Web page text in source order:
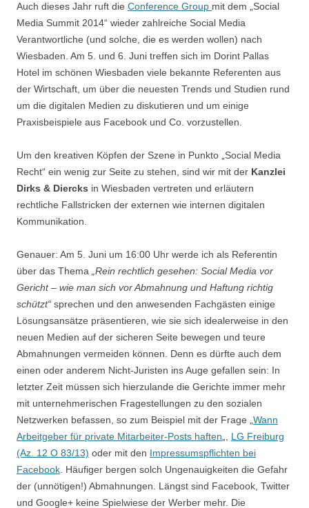
Auch dieses Jahr ruft die Conference Group mit dem „Social
Media Summit 2014“ wieder zahlreiche Social Media
Verantwortliche (und solche, die es werden wollen) nach
Wiesbaden. Am 5. und 6. Juni treffen sich im Dorint Pallas
Hotel im schönen Wiesbaden viele bekannte Referenten aus
der Wirtschaft, um über die neuesten Trends und Studien rund
um die digitalen Medien zu diskutieren und um einige
Praxisbeispiele aus Facebook und Co. vorzustellen.
Um den kreativen Köpfen der Szene in Punkto „Social Media
Recht“ ein wenig zur Seite zu stehen, sind wir mit der Kanzlei
Dirks & Diercks in Wiesbaden vertreten und erläutern
rechtliche Fallstricken der externen wie internen digitalen
Kommunikation.
Genauer: Am 5. Juni um 16:00 Uhr werde ich als Referentin
über das Thema
„Rein rechtlich gesehen: Social Media vor
Gericht – wie man sich vor Abmahnung und Haftung richtig
schützt“ sprechen und den anwesenden Fachgästen einige
Lösungsansätze präsentieren, wie sie sich idealerweise in den
neuen Medien auf der sicheren Seite bewegen und teure
Abmahnungen vermeiden können. Denn es dürfte auch dem
einen oder anderem Nicht-Juristen ins Auge gefallen sein: In
letzter Zeit müssen sich hierzulande die Gerichte immer mehr
mit unternehmerischen Fragestellungen zu den sozialen
Netzwerken befassen, so zum Beispiel mit der Frage „ Wann
Arbeitgeber für private Mitarbeiter-Posts haften
LG Freiburg
(Az. 12 O 83/13) oder mit den Impressumspflichten bei
Facebook . Häufiger bergen solch Ungenauigkeiten die Gefahr
der (unnötigen!) Abmahnungen. Längst sind Facebook, Twitter
und Google+ keine Spielwiese der Werber mehr. Die